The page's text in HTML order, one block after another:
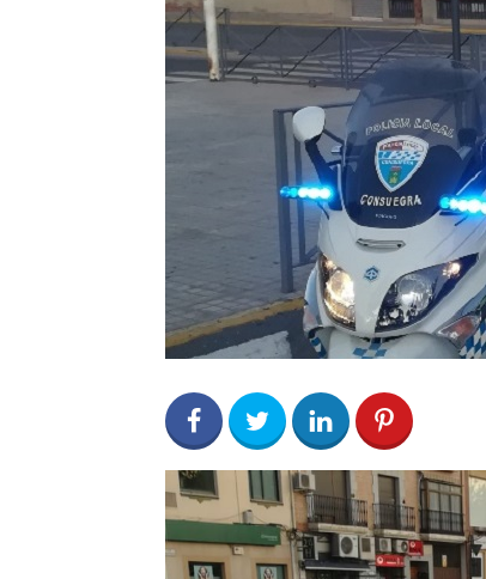
0 Share on Facebook
2 Share on Twitter
0